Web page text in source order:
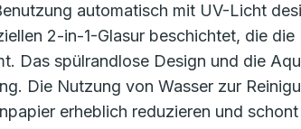
automatisch mit UV-Licht
2-in-1-Glasur beschichtet, die die
Das spülrandlose Design und die
Die Nutzung von Wasser zur
erheblich reduzieren und